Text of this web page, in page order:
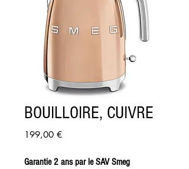
BOUILLOIRE, CUIVRE
199,00 €Prix
Garantie 2 ans par le SAV Smeg